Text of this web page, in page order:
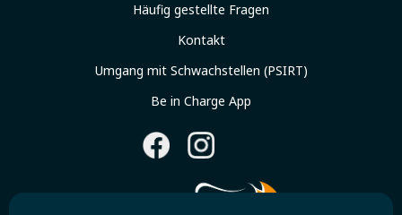
Häufig gestellte Fragen
Kontakt
Umgang mit Schwachstellen (PSIRT)
Be in Charge App